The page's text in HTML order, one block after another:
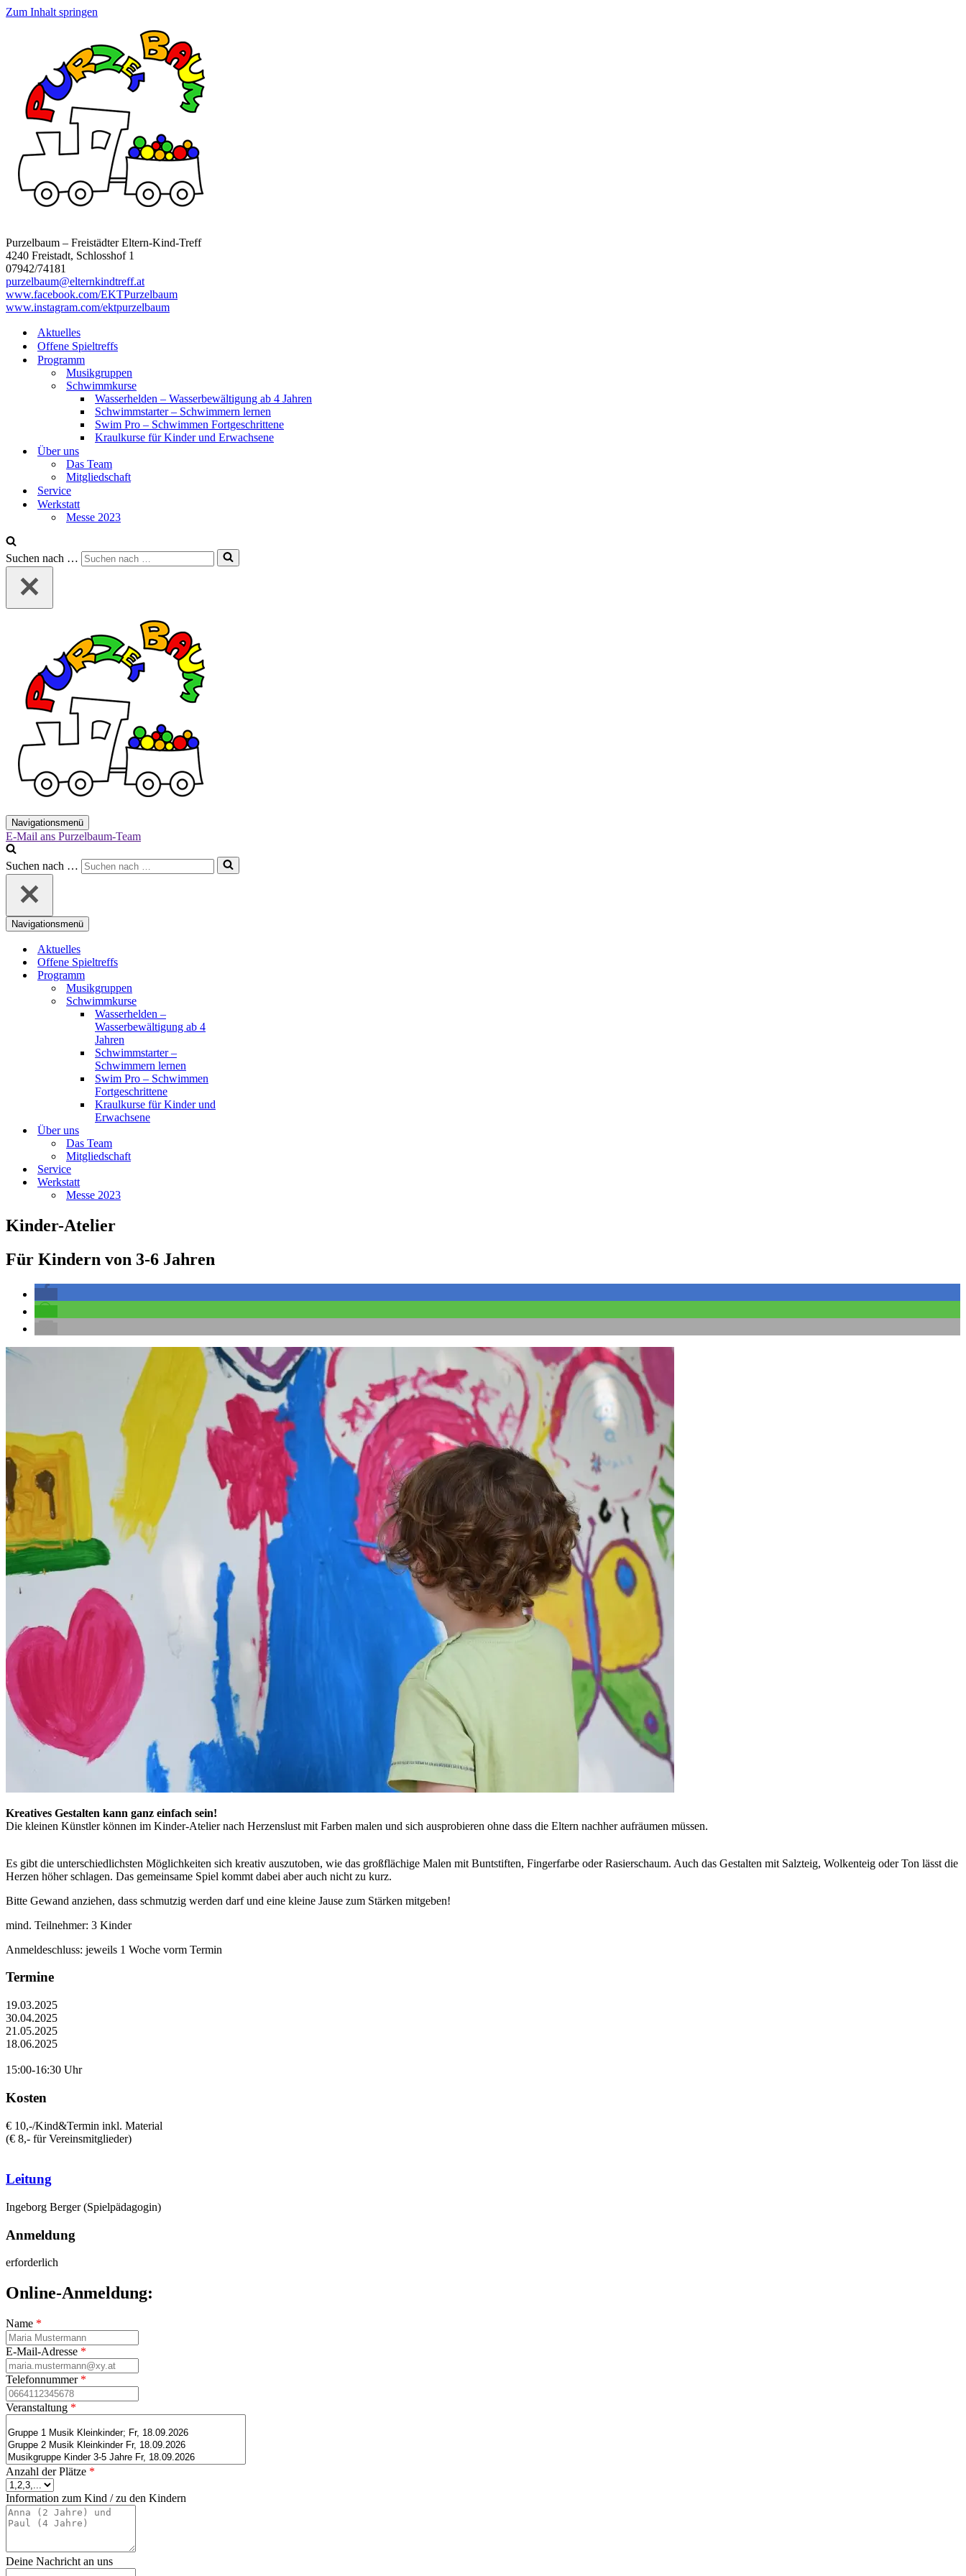
Zum Inhalt springen
Purzelbaum – Freistädter Eltern-Kind-Treff
4240 Freistadt, Schlosshof 1
07942/74181
purzelbaum@elternkindtreff.at
www.facebook.com/EKTPurzelbaum
www.instagram.com/ektpurzelbaum
Aktuelles
Offene Spieltreffs
Programm
Musikgruppen
Schwimmkurse
Wasserhelden – Wasserbewältigung ab 4 Jahren
Schwimmstarter – Schwimmern lernen
Swim Pro – Schwimmen Fortgeschrittene
Kraulkurse für Kinder und Erwachsene
Über uns
Das Team
Mitgliedschaft
Service
Werkstatt
Messe 2023
Suchen nach …
Navigationsmenü
E-Mail ans Purzelbaum-Team
Suchen nach …
Navigationsmenü
Aktuelles
Offene Spieltreffs
Programm
Musikgruppen
Schwimmkurse
Wasserhelden –
Wasserbewältigung ab 4
Jahren
Schwimmstarter –
Schwimmern lernen
Swim Pro – Schwimmen
Fortgeschrittene
Kraulkurse für Kinder und
Erwachsene
Über uns
Das Team
Mitgliedschaft
Service
Werkstatt
Messe 2023
Kinder-Atelier
Für Kindern von 3-6 Jahren
Kreatives Gestalten kann ganz einfach sein!
Die kleinen Künstler können im Kinder-Atelier nach Herzenslust mit Farben malen und sich ausprobieren ohne dass die Eltern nachher aufräumen müssen.
Es gibt die unterschiedlichsten Möglichkeiten sich kreativ auszutoben, wie das großflächige Malen mit Buntstiften, Fingerfarbe oder Rasierschaum. Auch das Gestalten mit Salzteig, Wolkenteig oder Ton lässt die
Herzen höher schlagen. Das gemeinsame Spiel kommt dabei aber auch nicht zu kurz.
Bitte Gewand anziehen, dass schmutzig werden darf und eine kleine Jause zum Stärken mitgeben!
mind. Teilnehmer: 3 Kinder
Anmeldeschluss: jeweils 1 Woche vorm Termin
Termine
19.03.2025
30.04.2025
21.05.2025
18.06.2025
15:00-16:30 Uhr
Kosten
€ 10,-/Kind&Termin inkl. Material
(€ 8,- für Vereinsmitglieder)
Leitung
Ingeborg Berger (Spielpädagogin)
Anmeldung
erforderlich
Online-Anmeldung:
Name *
E-Mail-Adresse *
Telefonnummer *
Veranstaltung *
Anzahl der Plätze *
Information zum Kind / zu den Kindern
Deine Nachricht an uns